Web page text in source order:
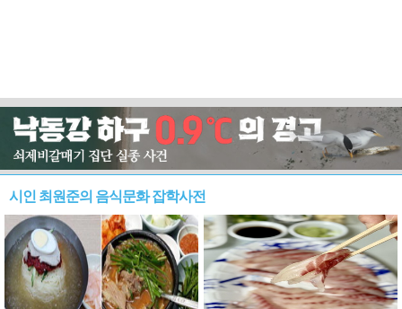
시인 최원준의 음식문화 잡학사전